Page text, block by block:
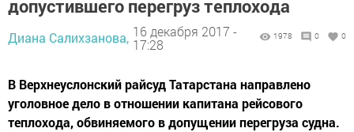
допустившего перегруз теплохода
Диана Салихзанова, 16 декабря 2017 -
17:28
1978 0 0
В Верхнеуслонский райсуд Татарстана направлено
уголовное дело в отношении капитана рейсового
теплохода, обвиняемого в допущении перегруза судна.